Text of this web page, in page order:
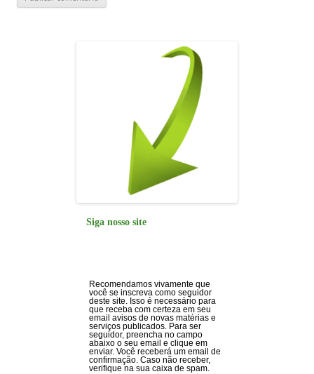
Siga nosso site
Recomendamos vivamente que
você se inscreva como seguidor
deste site. Isso é necessário para
que receba com certeza em seu
email avisos de novas matérias e
serviços publicados. Para ser
seguidor, preencha no campo
abaixo o seu email e clique em
enviar. Você receberá um email de
confirmação. Caso não receber,
verifique na sua caixa de spam.